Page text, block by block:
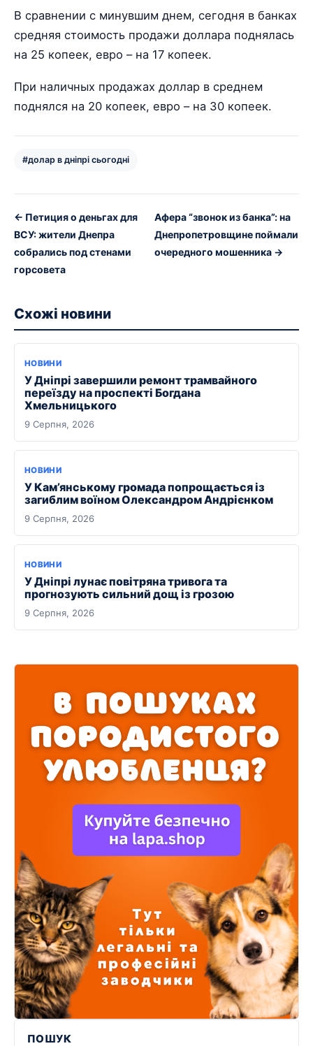
В сравнении с минувшим днем, сегодня в банках
средняя стоимость продажи доллара поднялась
на 25 копеек, евро – на 17 копеек.
При наличных продажах доллар в среднем
поднялся на 20 копеек, евро – на 30 копеек.
#долар в дніпрі сьогодні
← Петиция о деньгах для
ВСУ: жители Днепра
собрались под стенами
горсовета
Афера “звонок из банка”: на
Днепропетровщине поймали
очередного мошенника →
Схожі новини
НОВИНИ
У Дніпрі завершили ремонт трамвайного
переїзду на проспекті Богдана
Хмельницького
9 Серпня, 2026
НОВИНИ
У Кам’янському громада попрощається із
загиблим воїном Олександром Андрієнком
9 Серпня, 2026
НОВИНИ
У Дніпрі лунає повітряна тривога та
прогнозують сильний дощ із грозою
9 Серпня, 2026
ПОШУК